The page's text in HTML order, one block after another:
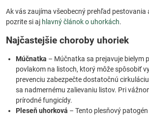
Ak vás zaujíma všeobecný prehľad pestovania
pozrite si aj hlavný článok o uhorkách.
Najčastejšie choroby uhoriek
Múčnatka – Múčnatka sa prejavuje bielym
povlakom na listoch, ktorý môže spôsobiť
prevenciu zabezpečte dostatočnú
sa nadmernému zalievaniu listov. Pri
prírodné fungicídy.
Pleseň uhorková – Tento plesňový